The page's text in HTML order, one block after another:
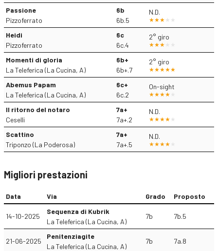
Passione
Pizzoferrato
6b
6b.5
N.D.
Heidi
Pizzoferrato
6c
6c.4
2° giro
Momenti di gloria
La Teleferica (La Cucina, A)
6b+
6b+.7
2° giro
Abemus Papam
La Teleferica (La Cucina, A)
6c+
6c.2
On-sight
Il ritorno del notaro
Ceselli
7a+
7a+.2
N.D.
Scattino
Triponzo (La Poderosa)
7a+
7a+.5
N.D.
Migliori prestazioni
Data Via Grado Proposto
14-10-2025
Sequenza di Kubrik
La Teleferica (La Cucina, A)
7b 7b.5
21-06-2025
Penitenziagite
La Teleferica (La Cucina, A)
7b 7a.8